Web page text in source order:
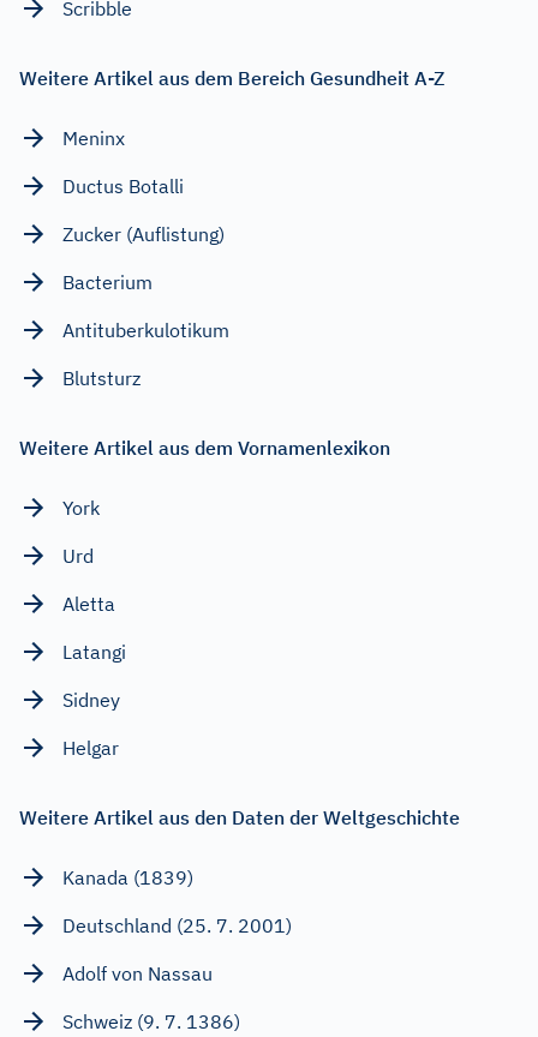
Scribble
Weitere Artikel aus dem Bereich Gesundheit A-Z
Meninx
Ductus Botalli
Zucker (Auflistung)
Bacterium
Antituberkulotikum
Blutsturz
Weitere Artikel aus dem Vornamenlexikon
York
Urd
Aletta
Latangi
Sidney
Helgar
Weitere Artikel aus den Daten der Weltgeschichte
Kanada (1839)
Deutschland (25. 7. 2001)
Adolf von Nassau
Schweiz (9. 7. 1386)